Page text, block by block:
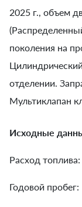
2025 г., объем
поколения на
отделении.
Мультиклапан
Исходные
Расход топлива:
Годовой пробег: